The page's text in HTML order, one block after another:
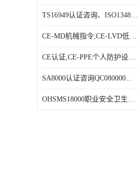
TS16949认证咨询、ISO13485认证咨询|贝安
CE-MD机械指令,CE-LVD低电压指令,CE-EMC电磁兼容指令|贝安
CE认证,CE-PPE个人防护设备指令,CE-PED压力设备指令|贝安
SA8000认证咨询QC080000认证咨询等体系认证咨询|贝安
OHSMS18000职业安全卫生管理体系认证咨询、HACCP认证咨询|贝安